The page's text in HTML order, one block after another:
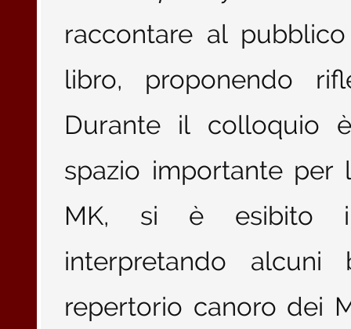
raccontare al
libro, proponendo
Durante il colloquio
spazio importante per
MK, si è esibito
interpretando
repertorio canoro dei